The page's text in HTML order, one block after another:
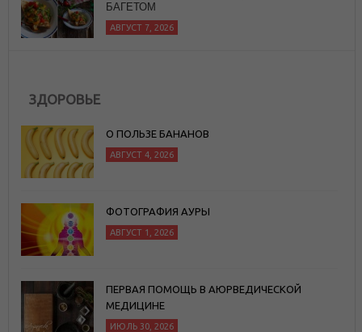
ЗДОРОВЬЕ
О ПОЛЬЗЕ БАНАНОВ
АВГУСТ 4, 2026
ФОТОГРАФИЯ АУРЫ
АВГУСТ 1, 2026
ПЕРВАЯ ПОМОЩЬ В АЮРВЕДИЧЕСКОЙ
МЕДИЦИНЕ
ИЮЛЬ 30, 2026